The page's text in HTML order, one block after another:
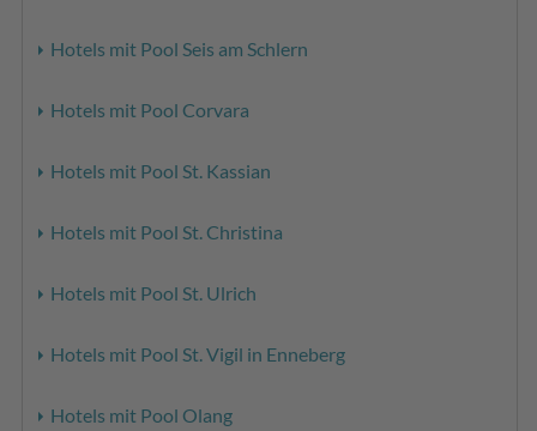
Hotels mit Pool Seis am Schlern
Hotels mit Pool Corvara
Hotels mit Pool St. Kassian
Hotels mit Pool St. Christina
Hotels mit Pool St. Ulrich
Hotels mit Pool St. Vigil in Enneberg
Hotels mit Pool Olang